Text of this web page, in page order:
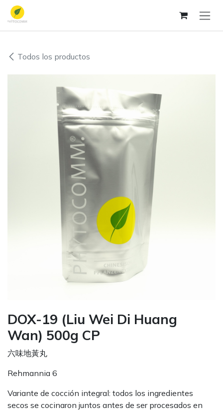
Ir al contenido
Todos los productos
DOX-19 (Liu Wei Di Huang
Wan) 500g CP
六味地黃丸
Rehmannia 6
Variante de cocción integral: todos los ingredientes
secos se cocinaron juntos antes de ser procesados en